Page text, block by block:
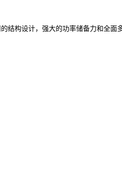
结构设计，强大的功率储备力和全面